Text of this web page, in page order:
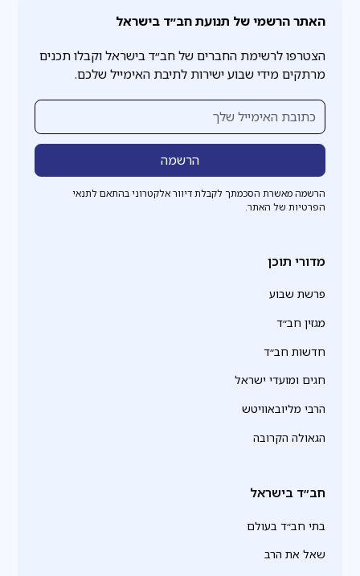
האתר הרשמי של תנועת חב״ד בישראל
הצטרפו לרשימת החברים של חב״ד בישראל וקבלו תכנים
מרתקים מידי שבוע ישירות לתיבת האימייל שלכם.
הרשמה מאשרת הסכמתך לקבלת דיוור אלקטרוני בהתאם לתנאי
הפרטיות של האתר.
מדורי תוכן
פרשת שבוע
מגזין חב״ד
חדשות חב״ד
חגים ומועדי ישראל
הרבי מליובאוויטש
הגאולה הקרובה
חב״ד בישראל
בתי חב״ד בעולם
שאל את הרב